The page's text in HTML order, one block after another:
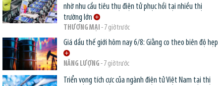
nhờ nhu cầu tiêu thụ điện tử phục hồi tại nhiều thị
trường lớn
THƯƠNG MẠI - 7 giờ trước
Giá dầu thế giới hôm nay 6/8: Giằng co theo biên độ hẹp
NĂNG LƯỢNG - 7 giờ trước
Triển vọng tích cực của ngành điện tử Việt Nam tại thị